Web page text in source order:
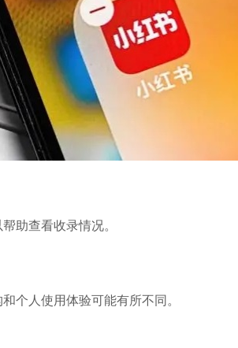
助查看收录情况。
个人使用体验可能有所不同。